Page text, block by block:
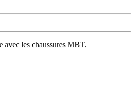
avec les chaussures MBT.